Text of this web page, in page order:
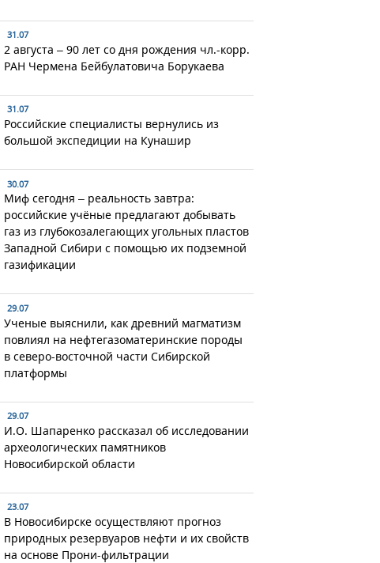
31.07
2 августа – 90 лет со дня рождения чл.-корр.
РАН Чермена Бейбулатовича Борукаева
31.07
Российские специалисты вернулись из
большой экспедиции на Кунашир
30.07
Миф сегодня – реальность завтра:
российские учёные предлагают добывать
газ из глубокозалегающих угольных пластов
Западной Сибири с помощью их подземной
газификации
29.07
Ученые выяснили, как древний магматизм
повлиял на нефтегазоматеринские породы
в северо-восточной части Сибирской
платформы
29.07
И.О. Шапаренко рассказал об исследовании
археологических памятников
Новосибирской области
23.07
В Новосибирске осуществляют прогноз
природных резервуаров нефти и их свойств
на основе Прони-фильтрации